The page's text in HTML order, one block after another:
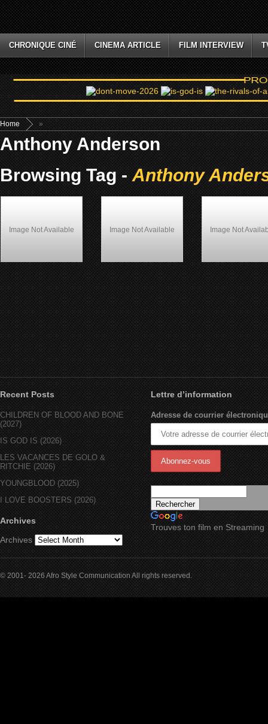
CHRONIQUE CINÉ CINEMA ARTICLE FILM INTERVIEW
Home »
Anthony Anderson
Browsing Tag -Anthony
Image Not Available
3 Strikes (2000)
Image Not Available
Life (1999)
Image Not
BIG MOMMA’S
(1999)
Recent Posts
CHILDREN OF BLOOD AND BONE
(2027)
IS GOD IS (2026)
LES VACANCES DE GOLO &
RITCHIE (2026)
YOUNGBLOOD (2025)
I LOVE BOOSTERS (2026)
Archives
Archives
Lettre d’information
Adresse de courrier
Trouves ton film en Streaming
© 2001- 2026 Afro Style Communication All rights reserved.